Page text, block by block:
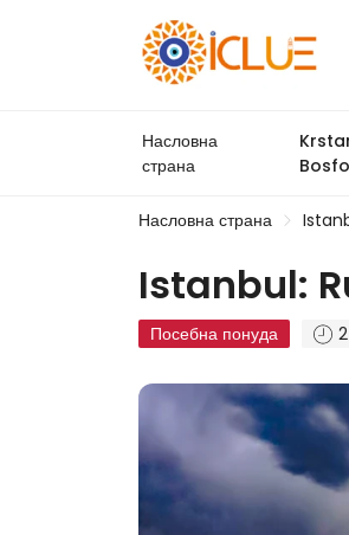
Насловна
страна
Насловна страна
Istanbul:
Посебна понуда